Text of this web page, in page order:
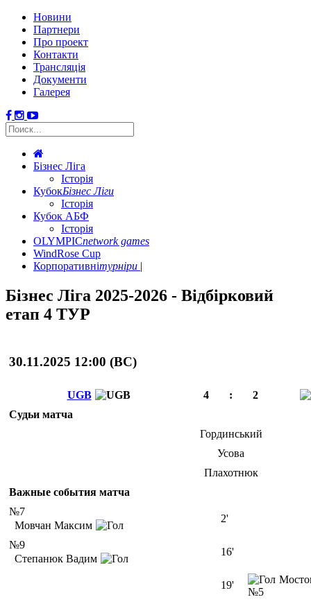
Новини
Партнери
Про проект
Контакти
Трансляція
Документи
Галерея
Бізнес Ліга
Історія
КубокБізнес Ліги
Історія
Кубок АБФ
Історія
OLYMPICnetwork games
WindRose Cup
Корпоративнітурніри
Бізнес Ліга 2025-2026 - Відбірковий
етап 4 ТУР
30.11.2025 12:00 (ВС)
UGB 4 :
2
Судьи матча
Гординський
Усова
Плахотнюк
Важные события матча
№7
Мовчан Максим
2'
№9
Степанюк Вадим
16'
19'
№5